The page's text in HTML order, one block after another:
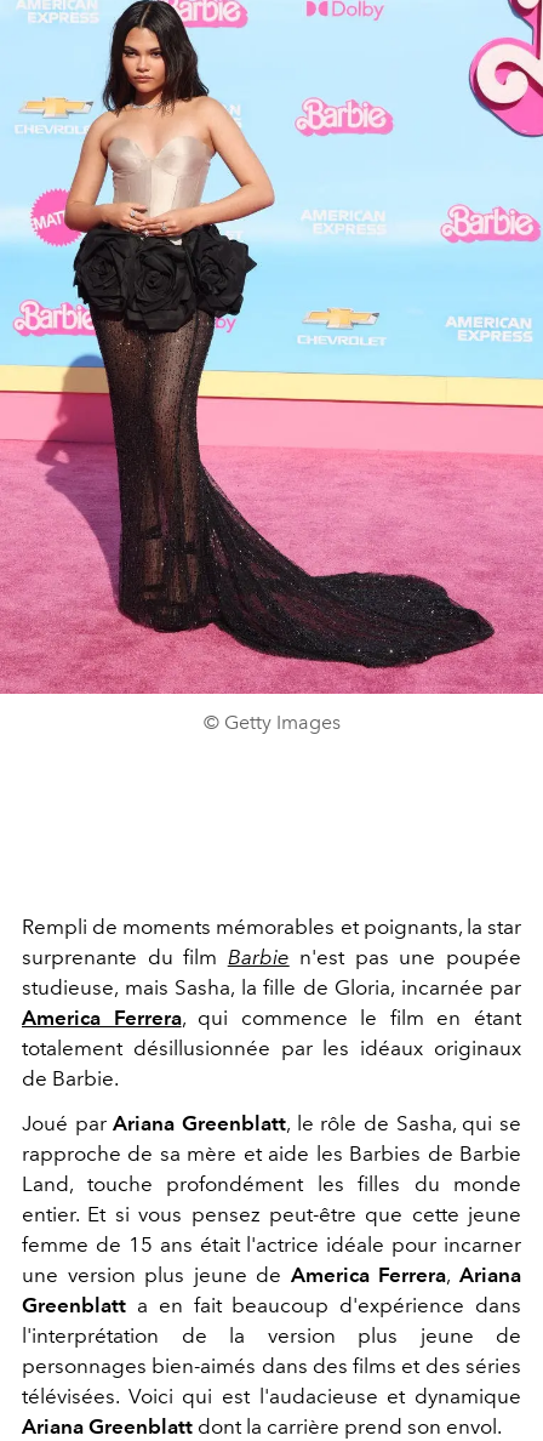
© Getty Images
Rempli de moments mémorables et poignants, la star
surprenante du film Barbie n'est pas une poupée
studieuse, mais Sasha, la fille de Gloria, incarnée par
America Ferrera, qui commence le film en étant
totalement désillusionnée par les idéaux originaux
de Barbie.
Joué parAriana Greenblatt, le rôle de Sasha, qui se
rapproche de sa mère et aide les Barbies de Barbie
Land, touche profondément les filles du monde
entier. Et si vous pensez peut-être que cette jeune
femme de 15 ans était l'actrice idéale pour incarner
une version plus jeune de America Ferrera,Ariana
Greenblatt a en fait beaucoup d'expérience dans
l'interprétation de la version plus jeune de
personnages bien-aimés dans des films et des séries
télévisées. Voici qui est l'audacieuse et dynamique
Ariana Greenblatt dont la carrière prend son envol.